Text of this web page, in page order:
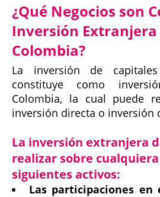
¿Qué Negocios son
Inversión Extranjera
Colombia?
La inversión de
constituye como
Colombia, la cual puede
inversión directa o inversión
La inversión extranjera
realizar sobre
siguientes activos:
Las participaciones